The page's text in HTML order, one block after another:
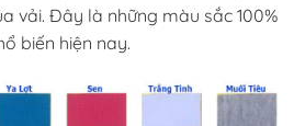
vải. Đây là những màu sắc 100%
biến hiện nay.